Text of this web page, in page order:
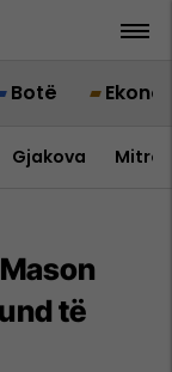
Botë
Gjakova
të